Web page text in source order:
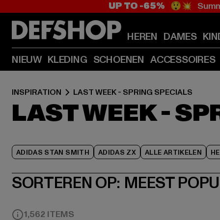
UP TO -65% 😲💥
HEREN DAMES
NIEUW KLEDING SCHOENEN ACCESSOIRES
INSPIRATION LAST WEEK - SPRING SPECIALS
LAST WEEK -
ADIDAS STAN SMITH ADIDAS ZX ALLE ARTIKELEN
SORTEREN OP: MEEST
1,562 ITEMS